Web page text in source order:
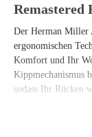
Remastered
Der Herman Miller
ergonomischen
Komfort und Ihr
Kippmechanismus
sodass Ihr Rücken
Darüber hinaus